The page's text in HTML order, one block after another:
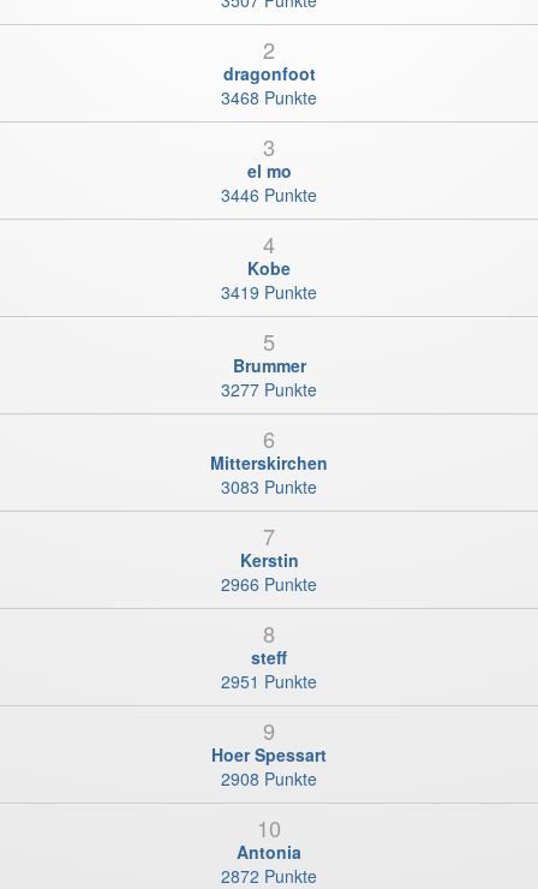
2
dragonfoot
3468 Punkte
3
el mo
3446 Punkte
4
Kobe
3419 Punkte
5
Brummer
3277 Punkte
6
Mitterskirchen
3083 Punkte
7
Kerstin
2966 Punkte
8
steff
2951 Punkte
9
Hoer Spessart
2908 Punkte
10
Antonia
2872 Punkte